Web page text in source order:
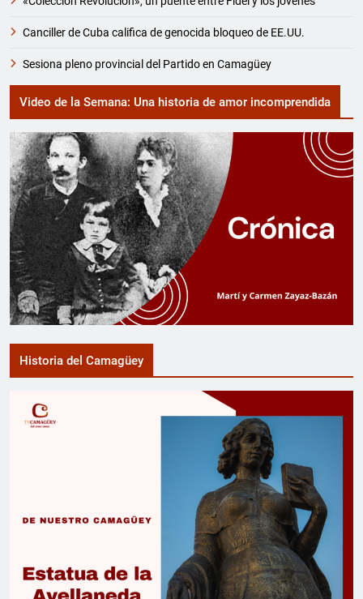
Canciller de Cuba califica de genocida bloqueo de EE.UU.
Sesiona pleno provincial del Partido en Camagüey
Video de la Semana: Una historia de amor incomprendida
Historia del Camagüey